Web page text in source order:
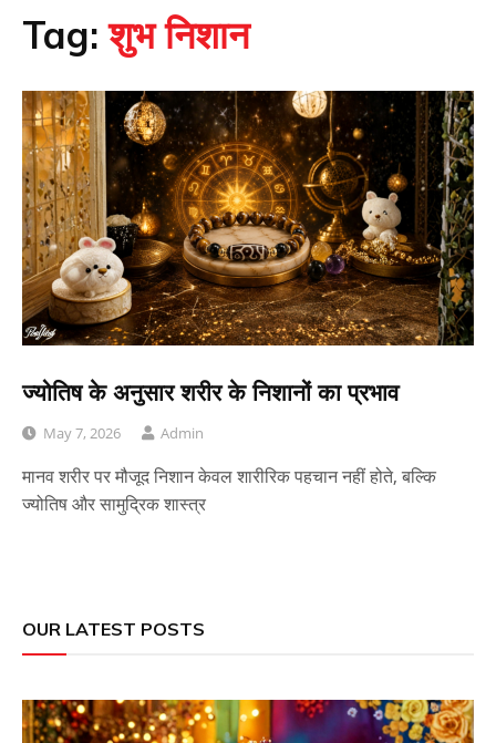
Tag:शुभ निशान
ज्योतिष के अनुसार शरीर के निशानों का प्रभाव
May 7, 2026 Admin
मानव शरीर पर मौजूद निशान केवल शारीरिक पहचान नहीं होते, बल्कि
ज्योतिष और सामुद्रिक शास्त्र
OUR LATEST POSTS